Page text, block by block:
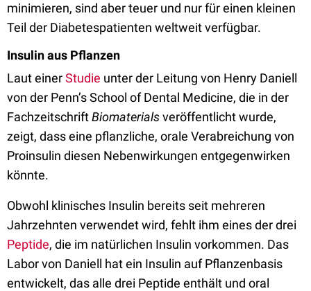
minimieren, sind aber teuer und nur für einen kleinen
Teil der Diabetespatienten weltweit verfügbar.
Insulin aus Pflanzen
Laut einerStudie unter der Leitung von Henry Daniell
von der Penn’s School of Dental Medicine, die in der
FachzeitschriftBiomaterialsveröffentlicht wurde,
zeigt, dass eine pflanzliche, orale Verabreichung von
Proinsulin diesen Nebenwirkungen entgegenwirken
könnte.
Obwohl klinisches Insulin bereits seit mehreren
Jahrzehnten verwendet wird, fehlt ihm eines der drei
Peptide, die im natürlichen Insulin vorkommen. Das
Labor von Daniell hat ein Insulin auf Pflanzenbasis
entwickelt, das alle drei Peptide enthält und oral